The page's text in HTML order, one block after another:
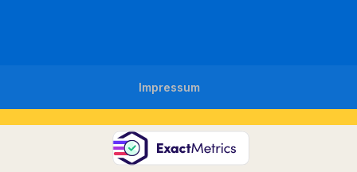
Impressum